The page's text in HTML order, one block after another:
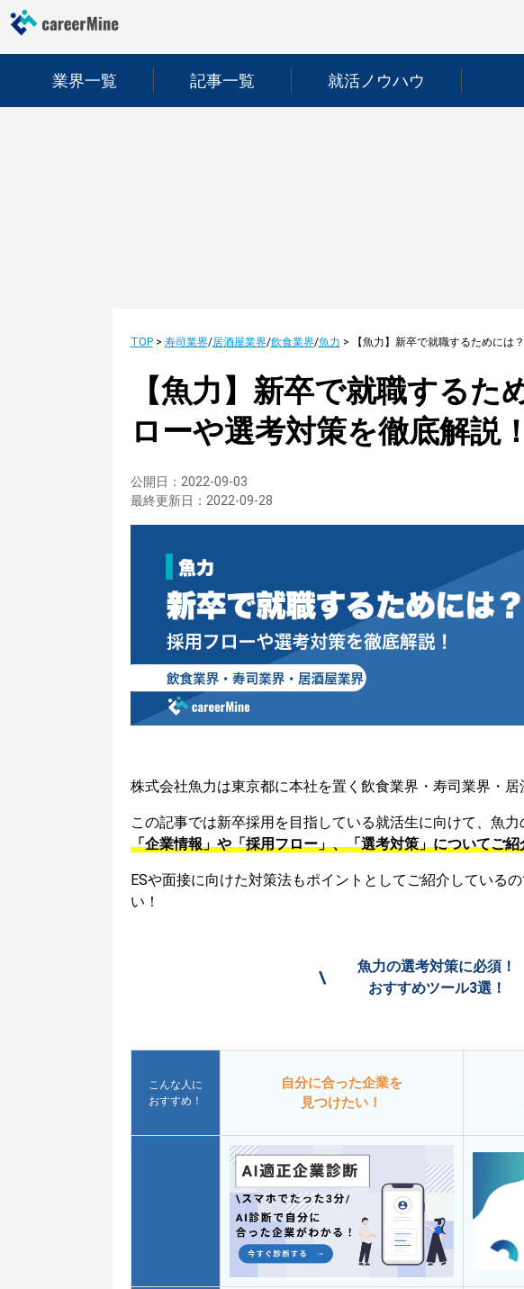
業界一覧 記事一覧 就活ノウハウ
TOP> 寿司業界/居酒屋業界/飲食業界/魚力 >
【魚力】新卒で就職するた
ローや選考対策を徹底解説！
公開日： 2022-09-03
最終更新日： 2022-09-28
株式会社魚力は東京都に本社を置く飲食業界・寿司業界・居
この記事では新卒採用を目指している就活生に向けて、魚
「企業情報」や「採用フロー」、「選考対策」についてご紹
ESや面接に向けた対策法もポイントとしてご紹介している
い！
\
魚力の選考対策に必須！
おすすめツール3選！
こんな人に
おすすめ！
自分に合った企業を
見つけたい！